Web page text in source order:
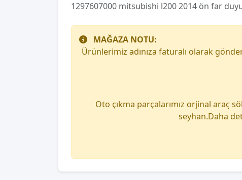
1297607000 mitsubishi l200 2014 ön far
MAĞAZA NOTU:
Ürünlerimiz adınıza faturalı olarak
Oto çıkma parçalarımız orjinal araç
seyhan.Daha